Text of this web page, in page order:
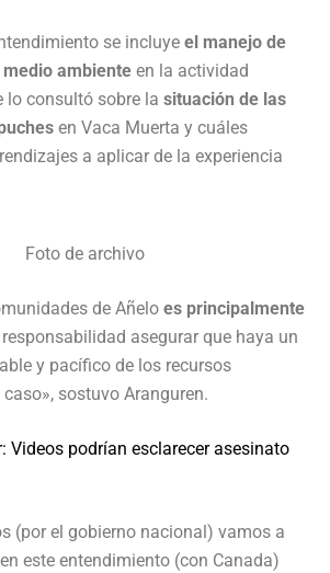
se incluye el manejo de
ambiente en la actividad
lo consultó sobre la situación de las
en Vaca Muerta y cuáles
a aplicar de la experiencia
Foto de archivo
de Añelo es principalmente
asegurar que haya un
y pacífico de los recursos
sostuvo Aranguren.
Videos podrían esclarecer asesinato
(por el gobierno nacional) vamos a
este entendimiento (con Canada)